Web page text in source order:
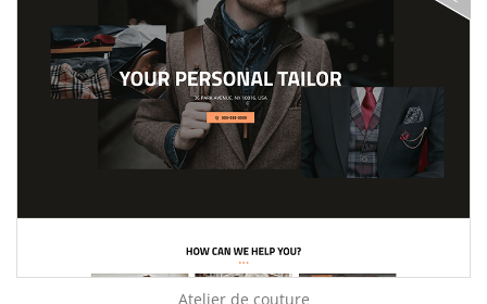
Atelier de couture